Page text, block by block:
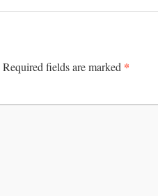
Required fields are marked *